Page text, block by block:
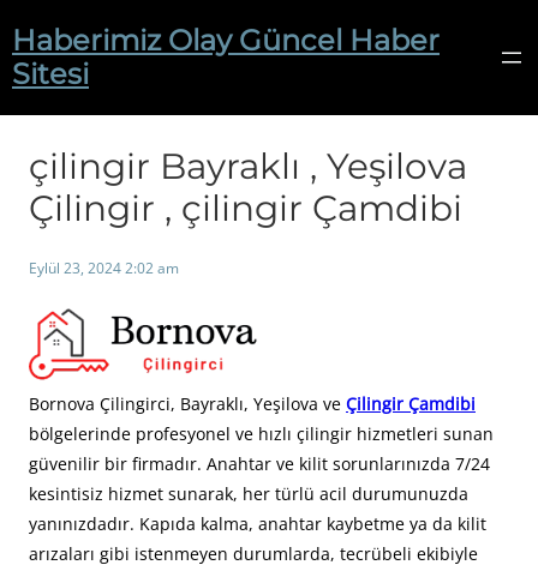
geçHaberimiz Olay Güncel Haber
Sitesi
çilingir Bayraklı , Yeşilova
Çilingir , çilingir Çamdibi
Eylül 23, 2024 2:02 am
Bornova Çilingirci, Bayraklı, Yeşilova ve Çilingir Çamdibi
bölgelerinde profesyonel ve hızlı çilingir hizmetleri sunan
güvenilir bir firmadır. Anahtar ve kilit sorunlarınızda 7/24
kesintisiz hizmet sunarak, her türlü acil durumunuzda
yanınızdadır. Kapıda kalma, anahtar kaybetme ya da kilit
arızaları gibi istenmeyen durumlarda, tecrübeli ekibiyle